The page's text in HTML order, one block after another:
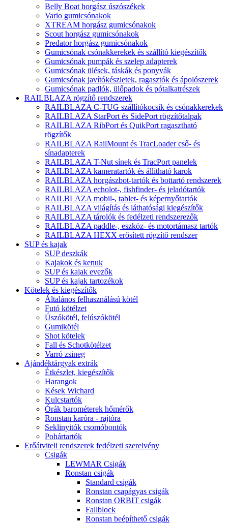
Belly Boat horgász úszószékek
Vario gumicsónakok
XTREAM horgász gumicsónakok
Scout horgász gumicsónakok
Predator horgász gumicsónakok
Gumicsónak csónakkerekek és szállító kiegészítők
Gumicsónak pumpák és szelep adapterek
Gumicsónak ülések, táskák és ponyvák
Gumicsónak javítókészletek, ragasztók és ápolószerek
Gumicsónak padlók, ülőpadok és pótalkatrészek
RAILBLAZA rögzítő rendszerek
RAILBLAZA C-TUG szállítókocsik és csónakkerekek
RAILBLAZA StarPort és SidePort rögzítőtalpak
RAILBLAZA RibPort és QuikPort ragasztható
rögzítők
RAILBLAZA RailMount és TracLoader cső- és
sínadapterek
RAILBLAZA T-Nut sínek és TracPort panelek
RAILBLAZA kameratartók és állítható karok
RAILBLAZA horgászbot-tartók és bottartó rendszerek
RAILBLAZA echolot-, fishfinder- és jeladótartók
RAILBLAZA mobil-, tablet- és képernyőtartók
RAILBLAZA világítás és láthatósági kiegészítők
RAILBLAZA tárolók és fedélzeti rendszerezők
RAILBLAZA paddle-, eszköz- és motortámasz tartók
RAILBLAZA HEXX erősített rögzítő rendszer
SUP és kajak
SUP deszkák
Kajakok és kenuk
SUP és kajak evezők
SUP és kajak tartozékok
Kötelek és kiegészítők
Általános felhasználású kötél
Futó kötélzet
Úszókötél, felúszókötél
Gumikötél
Shot kötelek
Fall és Schotkötélzet
Varró zsineg
Ajándéktárgyak extrák
Étkészlet, kiegészítők
Harangok
Kések Wichard
Kulcstartók
Órák barométerek hőmérők
Ronstan karóra - rajtóra
Seklinyitók csomóbontók
Pohártartók
Erőátviteli rendszerek fedélzeti szerelvény
Csigák
LEWMAR Csigák
Ronstan csigák
Standard csigák
Ronstan csapágyas csigák
Ronstan ORBIT csigák
Fallblock
Ronstan beépíthető csigák